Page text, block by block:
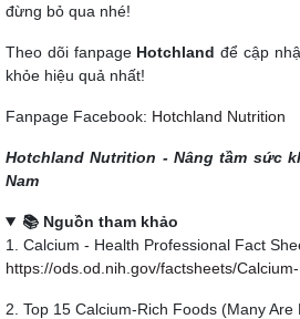
đừng bỏ qua nhé!
Theo dõi fanpage Hotchland để cập
khỏe hiệu quả nhất!
Fanpage Facebook: Hotchland Nutrition
Hotchland Nutrition - Nâng tầm sức
Nam
📚 Nguồn tham khảo
1. Calcium - Health Professional Fact
https://ods.od.nih.gov/factsheets/
2. Top 15 Calcium-Rich Foods (Many Are